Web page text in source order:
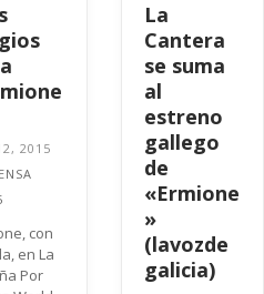
2015
con
en La
Por
La
Cantera
se suma
al
estreno
gallego
de
«Ermione
»
(lavozde
galicia)